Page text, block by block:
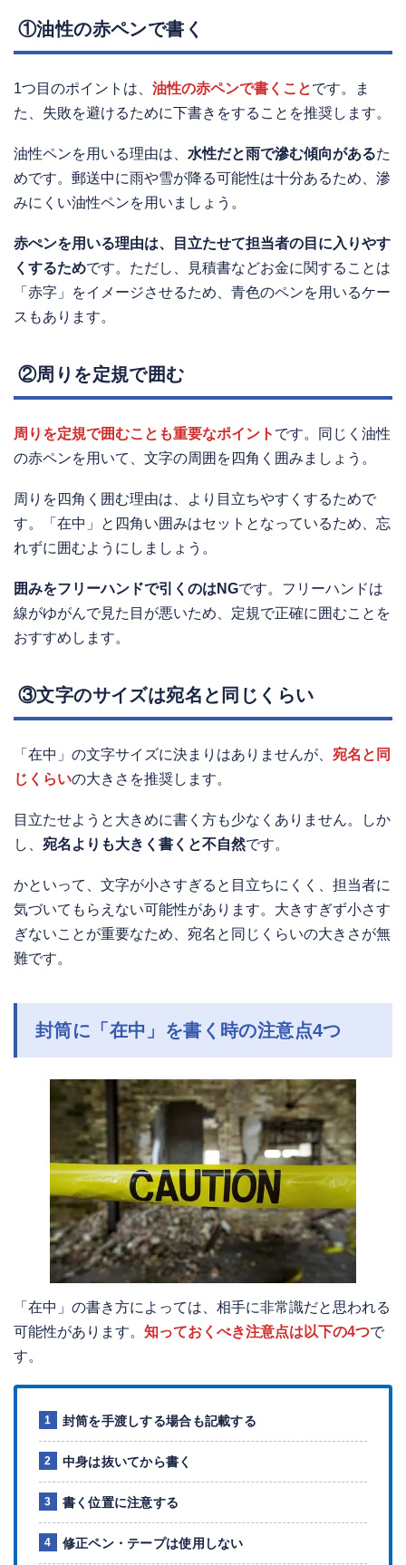
①油性の赤ペンで書く
1つ目のポイントは、 油性の赤ペンで書く ことです。ま
た、失敗を避けるために下書きをすることを推奨します。
油性ペンを用いる理由は、 水性だと雨で滲む傾向があるた
めです。郵送中に雨や雪が降る可能性は十分あるため、滲
みにくい油性ペンを用いましょう。
赤ぺンを用いる理由は、目立たせて担当者の目に入りやす
くするためです。ただし、見積書などお金に関することは
「赤字」をイメージさせるため、青色のペンを用いるケー
スもあります。
②周りを定規で囲む
周りを定規で囲むことも重要なポイント です。同じく油性
の赤ペンを用いて、文字の周囲を四角く囲みましょう。
周りを四角く囲む理由は、より目立ちやすくするためで
す。「在中」と四角い囲みはセットとなっているため、忘
れずに囲むようにしましょう。
囲みをフリーハンドで引くのはNGです。フリーハンドは
線がゆがんで見た目が悪いため、定規で正確に囲むことを
おすすめします。
③文字のサイズは宛名と同じくらい
「在中」の文字サイズに決まりはありませんが、 宛名と同
じくらいの大きさを推奨します。
目立たせようと大きめに書く方も少なくありません。しか
し、 宛名よりも大きく書くと不自然です。
かといって、文字が小さすぎると目立ちにくく、担当者に
気づいてもらえない可能性があります。大きすぎず小さす
ぎないことが重要なため、宛名と同じくらいの大きさが無
難です。
封筒に「在中」を書く時の注意点4つ
「在中」の書き方によっては、相手に非常識だと思われる
可能性があります。 知っておくべき注意点は 以下の4つで
す。
封筒を手渡しする場合も記載する
中身は抜いてから書く
書く位置に注意する
修正ペン・テープは使用しない